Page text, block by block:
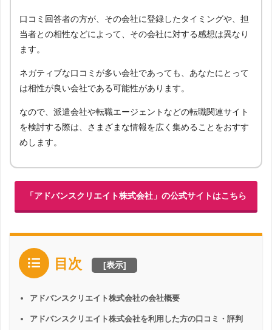
口コミ回答者の方が、その会社に登録したタイミングや、担
当者との相性などによって、その会社に対する感想は異なり
ます。
ネガティブな口コミが多い会社であっても、あなたにとって
は相性が良い会社である可能性があります。
なので、派遣会社や転職エージェントなどの転職関連サイト
を検討する際は、さまざまな情報を広く集めることをおすす
めします。
「アドバンスクリエイト株式会社」の公式サイトはこちら
目次 [表示]
アドバンスクリエイト株式会社の会社概要
アドバンスクリエイト株式会社を利用した方の口コミ・評判